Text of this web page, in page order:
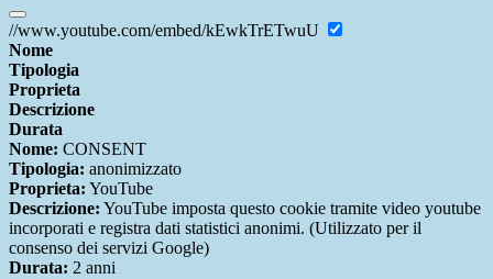
//www.youtube.com/embed/kEwkTrETwuU
Nome
Tipologia
Proprieta
Descrizione
Durata
Nome: CONSENT
Tipologia: anonimizzato
Proprieta: YouTube
Descrizione: YouTube imposta questo cookie tramite video youtube
incorporati e registra dati statistici anonimi. (Utilizzato per il
consenso dei servizi Google)
Durata: 2 anni